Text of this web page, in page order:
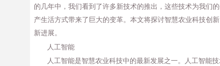
的几年中，我们看到了许多新技术的推出，这些技术为我们
产生活方式带来了巨大的变革。本文将探讨智慧农业科技创
新进展。
人工智能
人工智能是智慧农业科技中的最新发展之一。人工智能